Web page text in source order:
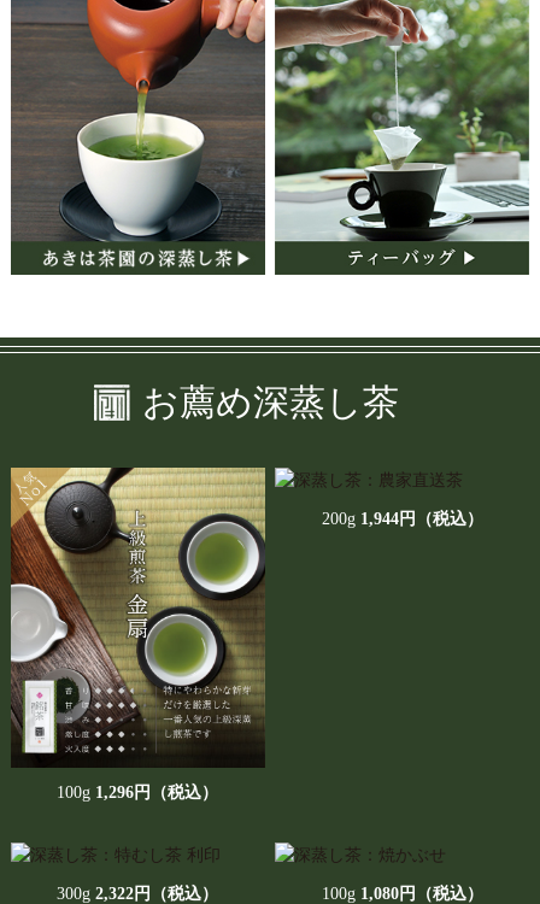
りました】
平素はあきは茶園をご愛顧頂き、誠にありがとうございま
春から初夏にかけての荒茶製造も終わり、年間販売用の美味
しい荒茶原料が整いました。今年は作柄にも恵まれ、美味し
いお茶が沢山ご用意できました。今回は昨年ご好評をいただ
きました「朝露のひかり」や、リニューアルして更に美味し
くなった「水出しティーバッグ」、また、夏のご贈答には
「お得な送料無料セット」等も数多くご用意いたしました。
この機会に是非美味しいお茶をお楽しみください。さらに、
この時期だけの美味しいお菓子やお惣菜を取り揃えておりま
◎夏のお茶＆お中元＆特別企画商品はこちら
◎限定の茶器はこちら
2026/05/22
【おいしい新茶＆特別企画＆季節のお菓子・お惣菜の取扱い
が始まりました】
平素はあきは茶園をご愛顧頂き、誠にありがとうございま
す。
お待たせしました。本日より、当園の人気銘茶「優良品種さ
えみどり」「焼かぶせ」も新茶になりました。また、数量限
定販売の「天葉」はさらに美味しくリニューアルされまし
た。お得な送料無料セットもご用意しております。さらに、
この時期だけの美味しいお菓子やお惣菜を取り揃えておりま
す。楽しいお茶の時間のお供に、ぜひご賞味ください。
（2026年7月1日AM9時迄）
◎おいしい新茶&特別企画商品はこちら
◎限定の茶器はこちら
お薦め深蒸し茶
100g 1,296円（税込）
200g 1,944円（税込）
300g2,322円（税込） 100g 1,080円（税込）